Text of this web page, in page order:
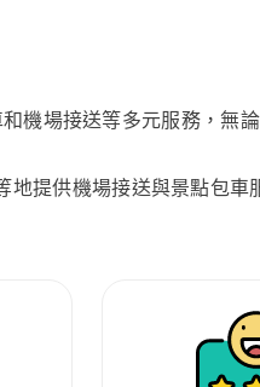
機場接送等多元服務，無
提供機場接送與景點包車